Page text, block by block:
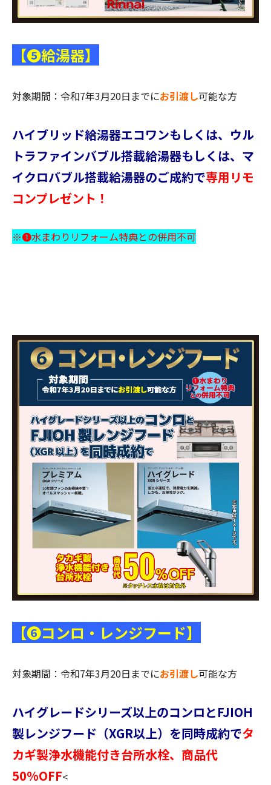
【❺給湯器】
対象期間：令和7年3月20日までにお引渡し可能な方
ハイブリッド給湯器エコワンもしくは、ウル
トラファインバブル搭載給湯器もしくは、マ
イクロバブル搭載給湯器のご成約で専用リモ
コンプレゼント！
※❶水まわりリフォーム特典との併用不可
【❻コンロ・レンジフード】
対象期間：令和7年3月20日までにお引渡し可能な方
ハイグレードシリーズ以上のコンロとFJIOH
製レンジフード（XGR以上）を同時成約でタ
カギ製浄水機能付き台所水栓、商品代
50%OFF<